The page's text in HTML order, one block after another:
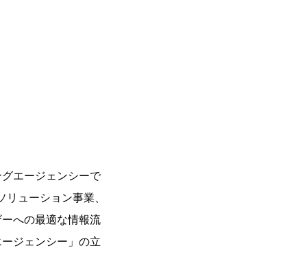
エージェンシーで
ューション事業、
への最適な情報流
ジェンシー」の立